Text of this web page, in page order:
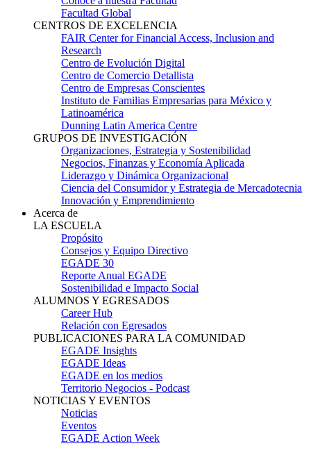
Facultad Global
CENTROS DE EXCELENCIA
FAIR Center for Financial Access, Inclusion and
Research
Centro de Evolución Digital
Centro de Comercio Detallista
Centro de Empresas Conscientes
Instituto de Familias Empresarias para México y
Latinoamérica
Dunning Latin America Centre
GRUPOS DE INVESTIGACIÓN
Organizaciones, Estrategia y Sostenibilidad
Negocios, Finanzas y Economía Aplicada
Liderazgo y Dinámica Organizacional
Ciencia del Consumidor y Estrategia de Mercadotecnia
Innovación y Emprendimiento
Acerca de
LA ESCUELA
Propósito
Consejos y Equipo Directivo
EGADE 30
Reporte Anual EGADE
Sostenibilidad e Impacto Social
ALUMNOS Y EGRESADOS
Career Hub
Relación con Egresados
PUBLICACIONES PARA LA COMUNIDAD
EGADE Insights
EGADE Ideas
EGADE en los medios
Territorio Negocios - Podcast
NOTICIAS Y EVENTOS
Noticias
Eventos
EGADE Action Week